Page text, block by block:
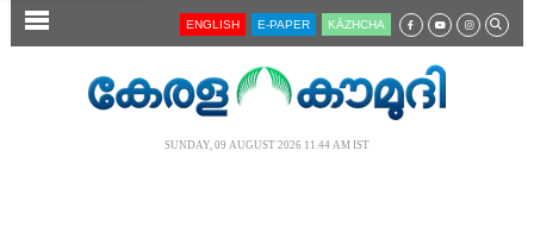
SECTIONS ENGLISH E-PAPER KĀZHCHA
SUNDAY, 09 AUGUST 2026 11.44 AM IST